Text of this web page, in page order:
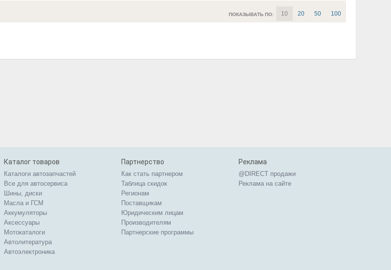
ПОКАЗЫВАТЬ ПО: 10 20 50 100
Каталог товаров
Каталоги автозапчастей
Все для автосервиса
Шины, диски
Масла и ГСМ
Аккумуляторы
Аксессуары
Мотокаталоги
Автолитература
Автоэлектроника
Партнерство
Как стать партнером
Таблица скидок
Регионам
Поставщикам
Юридическим лицам
Производителям
Партнерские программы
Реклама
@DIRECT продажи
Реклама на сайте